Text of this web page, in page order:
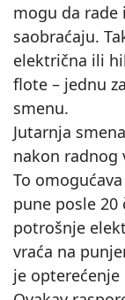
mogu da rade
saobraćaju.
električna ili
flote – jednu
smenu.
Jutarnja
nakon radnog
To
pune posle 20
potrošnje
vraća na
je opterećenje